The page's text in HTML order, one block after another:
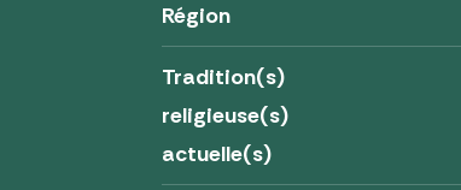
Région
Tradition(s)
religieuse(s)
actuelle(s)